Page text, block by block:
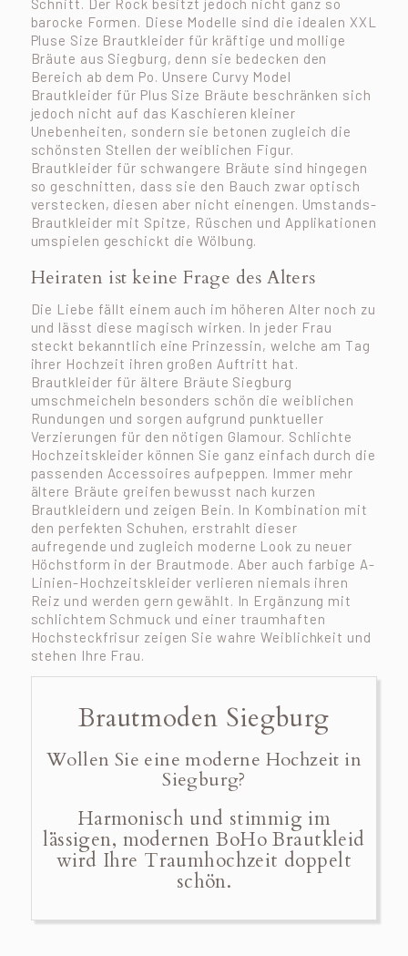
Schnitt. Der Rock besitzt jedoch nicht ganz so
barocke Formen. Diese Modelle sind die idealen XXL
Pluse Size Brautkleider für kräftige und mollige
Bräute aus Siegburg, denn sie bedecken den
Bereich ab dem Po. Unsere Curvy Model
Brautkleider für Plus Size Bräute beschränken sich
jedoch nicht auf das Kaschieren kleiner
Unebenheiten, sondern sie betonen zugleich die
schönsten Stellen der weiblichen Figur.
Brautkleider für schwangere Bräute sind hingegen
so geschnitten, dass sie den Bauch zwar optisch
verstecken, diesen aber nicht einengen. Umstands-
Brautkleider mit Spitze, Rüschen und Applikationen
umspielen geschickt die Wölbung.
Heiraten ist keine Frage des Alters
Die Liebe fällt einem auch im höheren Alter noch zu
und lässt diese magisch wirken. In jeder Frau
steckt bekanntlich eine Prinzessin, welche am Tag
ihrer Hochzeit ihren großen Auftritt hat.
Brautkleider für ältere Bräute Siegburg
umschmeicheln besonders schön die weiblichen
Rundungen und sorgen aufgrund punktueller
Verzierungen für den nötigen Glamour. Schlichte
Hochzeitskleider können Sie ganz einfach durch die
passenden Accessoires aufpeppen. Immer mehr
ältere Bräute greifen bewusst nach kurzen
Brautkleidern und zeigen Bein. In Kombination mit
den perfekten Schuhen, erstrahlt dieser
aufregende und zugleich moderne Look zu neuer
Höchstform in der Brautmode. Aber auch farbige A-
Linien-Hochzeitskleider verlieren niemals ihren
Reiz und werden gern gewählt. In Ergänzung mit
schlichtem Schmuck und einer traumhaften
Hochsteckfrisur zeigen Sie wahre Weiblichkeit und
stehen Ihre Frau.
Brautmoden Siegburg
Wollen Sie eine moderne Hochzeit in
Siegburg?
Harmonisch und stimmig im
lässigen, modernen BoHo Brautkleid
wird Ihre Traumhochzeit doppelt
schön.